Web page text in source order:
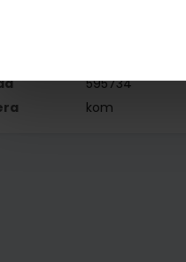
595734
kom